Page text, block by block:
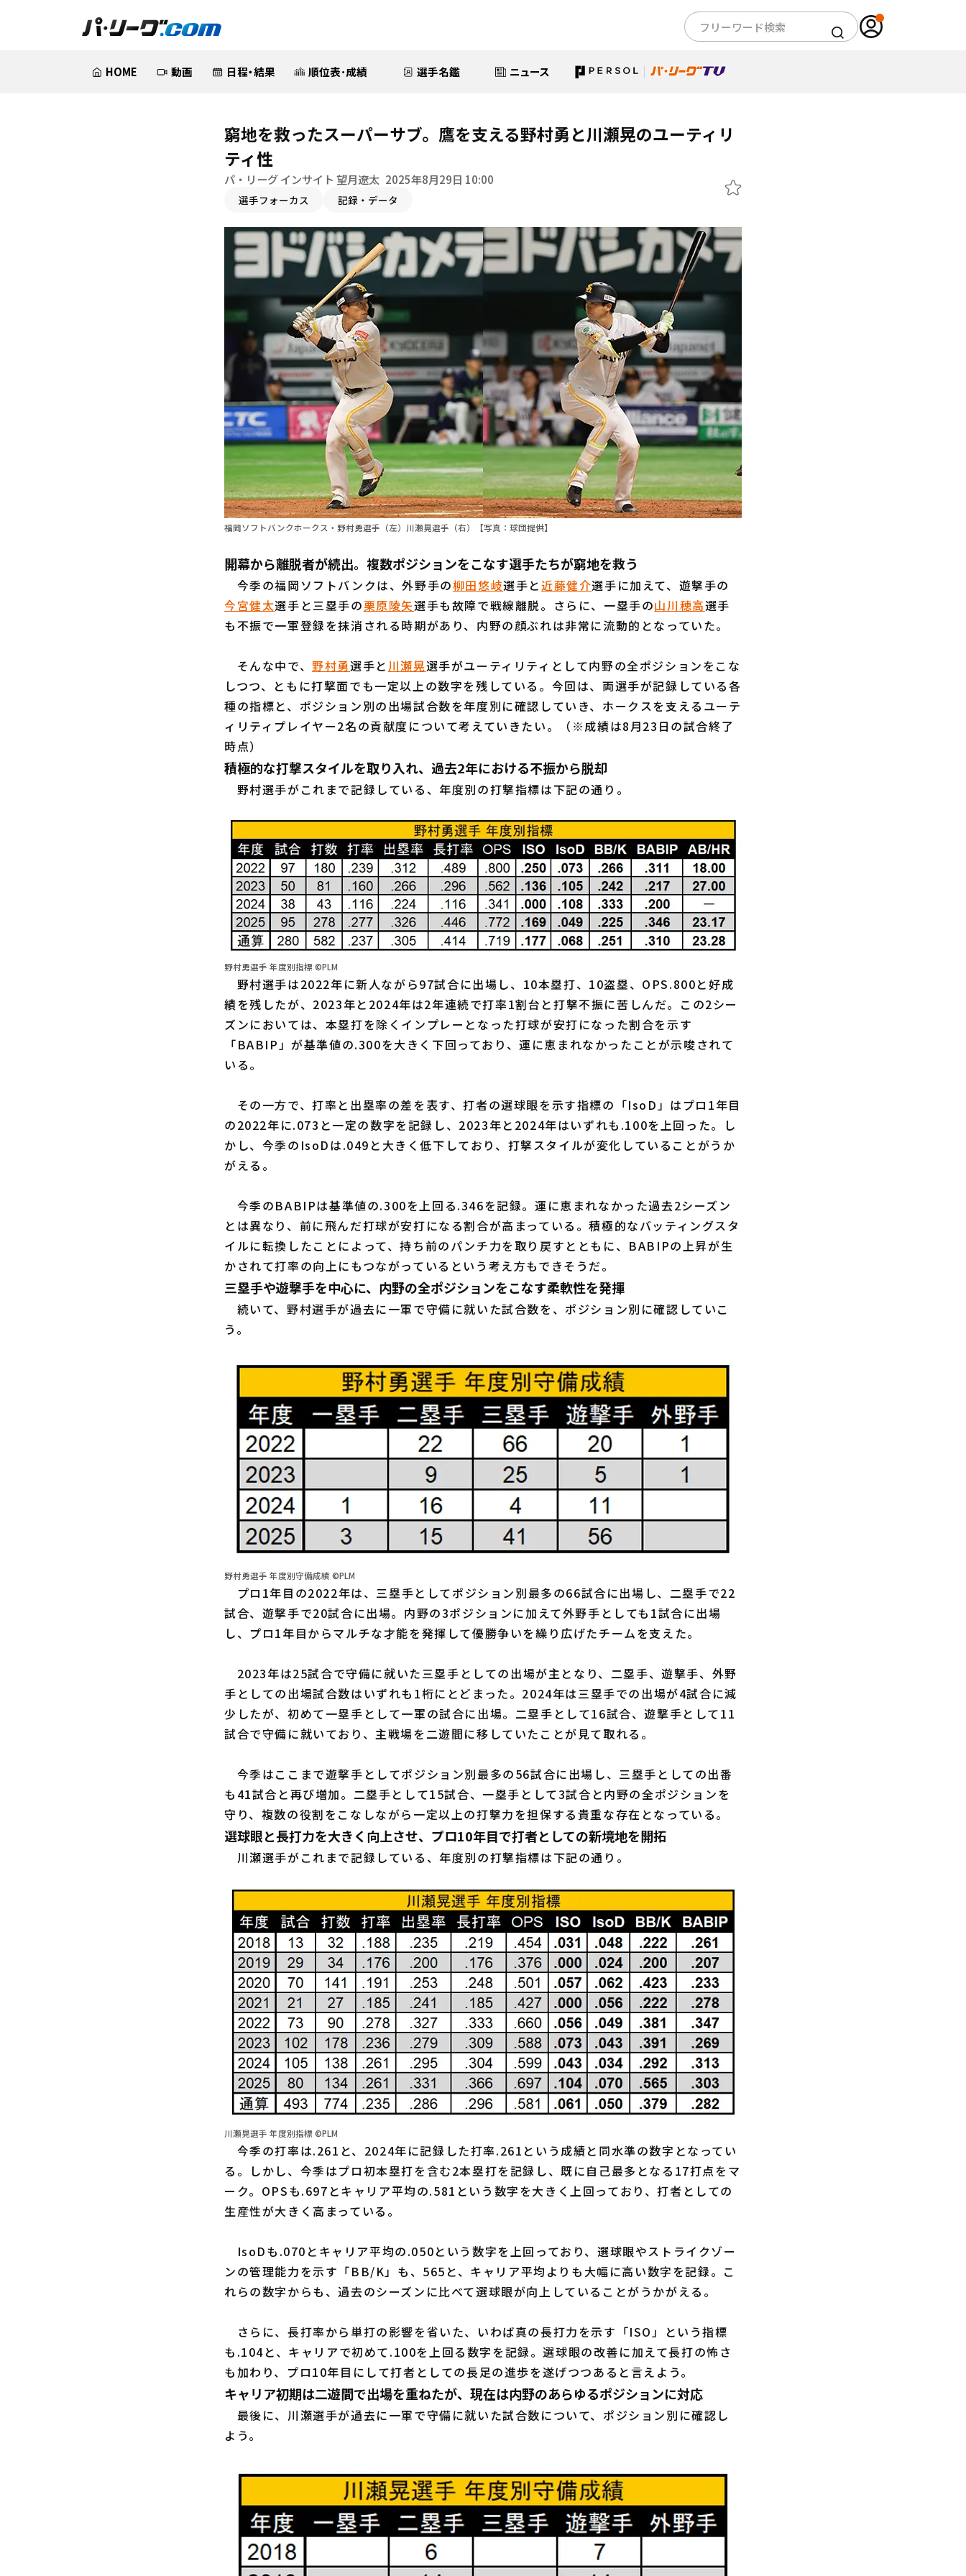
HOME 動画 日程・結果 順位表･成績 選手名鑑 ニュース
窮地を救ったスーパーサブ。鷹を支える野村勇と川瀬晃のユーティリ
ティ性
パ・リーグ インサイト 望月遼太 2025年8月29日 10:00
選手フォーカス 記録・データ
福岡ソフトバンクホークス・野村勇選手（左）川瀬晃選手（右）【写真：球団提供】
開幕から離脱者が続出。複数ポジションをこなす選手たちが窮地を救う
今季の福岡ソフトバンクは、外野手の柳田悠岐選手と近藤健介選手に加えて、遊撃手の
今宮健太選手と三塁手の栗原陵矢選手も故障で戦線離脱。さらに、一塁手の山川穂高選手
も不振で一軍登録を抹消される時期があり、内野の顔ぶれは非常に流動的となっていた。
そんな中で、野村勇選手と川瀬晃選手がユーティリティとして内野の全ポジションをこな
しつつ、ともに打撃面でも一定以上の数字を残している。今回は、両選手が記録している各
種の指標と、ポジション別の出場試合数を年度別に確認していき、ホークスを支えるユーテ
ィリティプレイヤー2名の貢献度について考えていきたい。（※成績は8月23日の試合終了
時点）
積極的な打撃スタイルを取り入れ、過去2年における不振から脱却
野村選手がこれまで記録している、年度別の打撃指標は下記の通り。
野村勇選手 年度別指標 ©PLM
野村選手は2022年に新人ながら97試合に出場し、10本塁打、10盗塁、OPS.800と好成
績を残したが、2023年と2024年は2年連続で打率1割台と打撃不振に苦しんだ。この2シー
ズンにおいては、本塁打を除くインプレーとなった打球が安打になった割合を示す
「BABIP」が基準値の.300を大きく下回っており、運に恵まれなかったことが示唆されて
いる。
その一方で、打率と出塁率の差を表す、打者の選球眼を示す指標の「IsoD」はプロ1年目
の2022年に.073と一定の数字を記録し、2023年と2024年はいずれも.100を上回った。し
かし、今季のIsoDは.049と大きく低下しており、打撃スタイルが変化していることがうか
がえる。
今季のBABIPは基準値の.300を上回る.346を記録。運に恵まれなかった過去2シーズン
とは異なり、前に飛んだ打球が安打になる割合が高まっている。積極的なバッティングスタ
イルに転換したことによって、持ち前のパンチ力を取り戻すとともに、BABIPの上昇が生
かされて打率の向上にもつながっているという考え方もできそうだ。
三塁手や遊撃手を中心に、内野の全ポジションをこなす柔軟性を発揮
続いて、野村選手が過去に一軍で守備に就いた試合数を、ポジション別に確認していこ
う。
野村勇選手 年度別守備成績 ©PLM
プロ1年目の2022年は、三塁手としてポジション別最多の66試合に出場し、二塁手で22
試合、遊撃手で20試合に出場。内野の3ポジションに加えて外野手としても1試合に出場
し、プロ1年目からマルチな才能を発揮して優勝争いを繰り広げたチームを支えた。
2023年は25試合で守備に就いた三塁手としての出場が主となり、二塁手、遊撃手、外野
手としての出場試合数はいずれも1桁にとどまった。2024年は三塁手での出場が4試合に減
少したが、初めて一塁手として一軍の試合に出場。二塁手として16試合、遊撃手として11
試合で守備に就いており、主戦場を二遊間に移していたことが見て取れる。
今季はここまで遊撃手としてポジション別最多の56試合に出場し、三塁手としての出番
も41試合と再び増加。二塁手として15試合、一塁手として3試合と内野の全ポジションを
守り、複数の役割をこなしながら一定以上の打撃力を担保する貴重な存在となっている。
選球眼と長打力を大きく向上させ、プロ10年目で打者としての新境地を開拓
川瀬選手がこれまで記録している、年度別の打撃指標は下記の通り。
川瀬晃選手 年度別指標 ©PLM
今季の打率は.261と、2024年に記録した打率.261という成績と同水準の数字となってい
る。しかし、今季はプロ初本塁打を含む2本塁打を記録し、既に自己最多となる17打点をマ
ーク。OPSも.697とキャリア平均の.581という数字を大きく上回っており、打者としての
生産性が大きく高まっている。
IsoDも.070とキャリア平均の.050という数字を上回っており、選球眼やストライクゾー
ンの管理能力を示す「BB/K」も、565と、キャリア平均よりも大幅に高い数字を記録。こ
れらの数字からも、過去のシーズンに比べて選球眼が向上していることがうかがえる。
さらに、長打率から単打の影響を省いた、いわば真の長打力を示す「ISO」という指標
も.104と、キャリアで初めて.100を上回る数字を記録。選球眼の改善に加えて長打の怖さ
も加わり、プロ10年目にして打者としての長足の進歩を遂げつつあると言えよう。
キャリア初期は二遊間で出場を重ねたが、現在は内野のあらゆるポジションに対応
最後に、川瀬選手が過去に一軍で守備に就いた試合数について、ポジション別に確認し
よう。